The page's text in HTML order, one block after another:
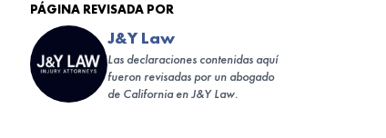
PÁGINA REVISADA POR
J&Y Law
Las declaraciones contenidas aquí
fueron revisadas por un abogado
de California en J&Y Law.